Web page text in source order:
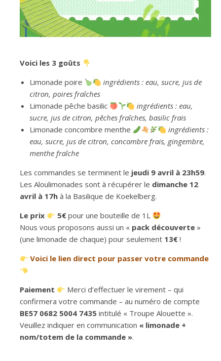
Voici les 3 goûts
Limonade poire
ingrédients : eau, sucre, jus de
citron, poires fraîches
Limonade pêche basilic
ingrédients : eau,
sucre, jus de citron, pêches fraîches, basilic frais
Limonade concombre menthe
ingrédients :
eau, sucre, jus de citron, concombre frais, gingembre,
menthe fraîche
Les commandes se terminent le jeudi 9 avril à 23h59.
Les Aloulimonades sont à récupérer le dimanche 12
avril à 17h à la Basilique de Koekelberg.
Le prix
5€pour une bouteille de 1L
Nous vous proposons aussi un « pack découverte »
(une limonade de chaque) pour seulement 13€ !
Voici le lien direct pour passer votre commande
Paiement
Merci d’effectuer le virement – qui
confirmera votre commande – au numéro de compte
BE57 0682 5004 7435 intitulé « Troupe Alouette ».
Veuillez indiquer en communication « limonade +
nom/totem de la commande ».